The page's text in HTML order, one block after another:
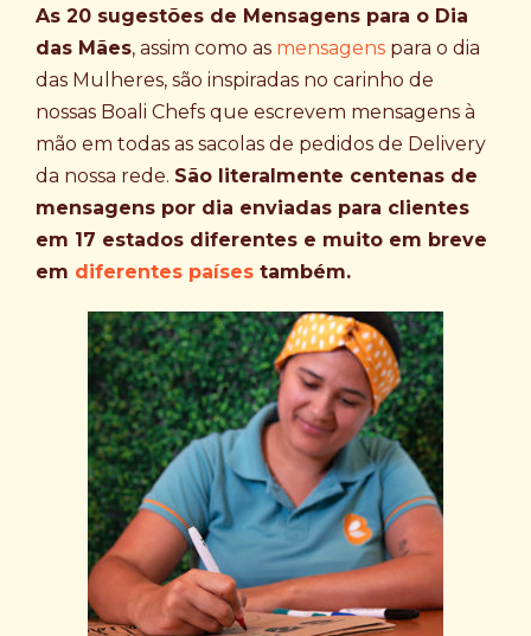
As 20 sugestões de Mensagens para o Dia
das Mães, assim como as mensagens para o dia
das Mulheres, são inspiradas no carinho de
nossas Boali Chefs que escrevem mensagens à
mão em todas as sacolas de pedidos de Delivery
da nossa rede. São literalmente centenas de
mensagens por dia enviadas para clientes
em 17 estados diferentes e muito em breve
em diferentes países também.